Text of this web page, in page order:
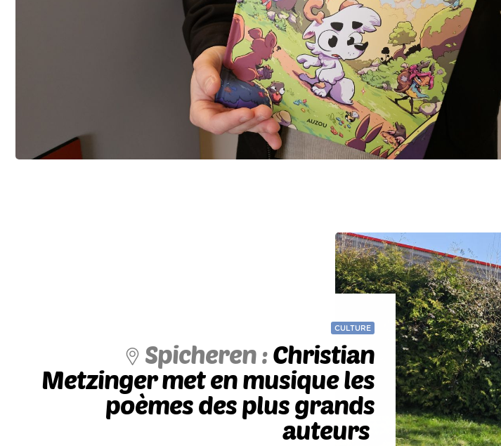
CULTURE
Spicheren :Christian
Metzinger met en musique les
poèmes des plus grands
auteurs